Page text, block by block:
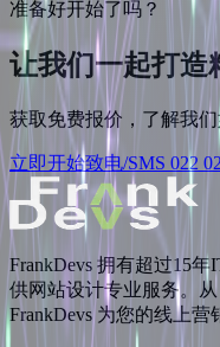
准备好开始了吗？
让我们一起打造
获取免费报价，了解我
立即开始致电/SMS 022
FrankDevs 拥有超过15
供网站设计专业服务。从
FrankDevs 为您的线上营